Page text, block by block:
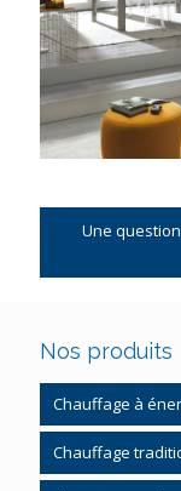
Une
Nos produits
Chauffage à
Pompe à
Pompe à
Chauffage